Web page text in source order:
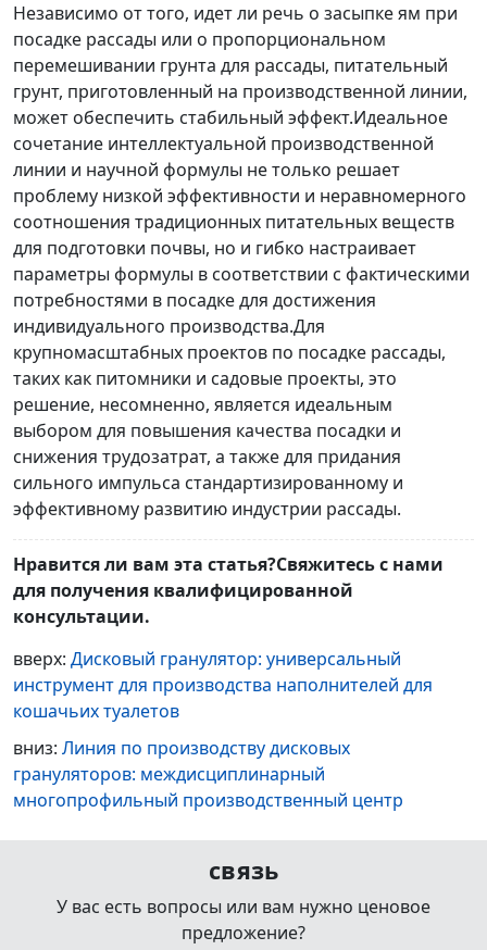
Независимо от того, идет ли речь о засыпке ям при
посадке рассады или о пропорциональном
перемешивании грунта для рассады, питательный
грунт, приготовленный на производственной линии,
может обеспечить стабильный эффект.Идеальное
сочетание интеллектуальной производственной
линии и научной формулы не только решает
проблему низкой эффективности и неравномерного
соотношения традиционных питательных веществ
для подготовки почвы, но и гибко настраивает
параметры формулы в соответствии с фактическими
потребностями в посадке для достижения
индивидуального производства.Для
крупномасштабных проектов по посадке рассады,
таких как питомники и садовые проекты, это
решение, несомненно, является идеальным
выбором для повышения качества посадки и
снижения трудозатрат, а также для придания
сильного импульса стандартизированному и
эффективному развитию индустрии рассады.
Нравится ли вам эта статья?Свяжитесь с нами
для получения квалифицированной
консультации.
вверх: Дисковый гранулятор: универсальный
инструмент для производства наполнителей для
кошачьих туалетов
вниз: Линия по производству дисковых
грануляторов: междисциплинарный
многопрофильный производственный центр​
связь
У вас есть вопросы или вам нужно ценовое
предложение?